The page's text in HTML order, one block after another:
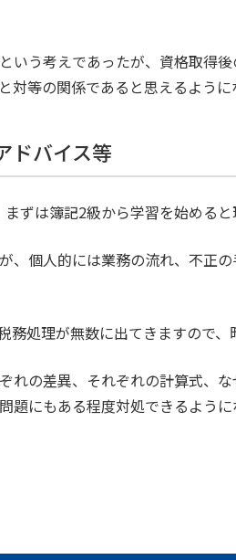
いう考えであったが、資格取得
等の関係であると思えるように
ドバイス等
ずは簿記2級から学習を始めると
、個人的には業務の流れ、不正
務処理が無数に出てきますので、
れの差異、それぞれの計算式、
にもある程度対処できるように